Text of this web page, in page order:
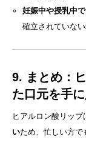
妊娠中や授乳中
確立されていない
9. まとめ：
た口元を手
ヒアルロン酸リップ
いため、忙しい方で